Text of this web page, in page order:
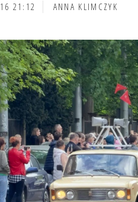
21:12 ANNA KLIMCZYK